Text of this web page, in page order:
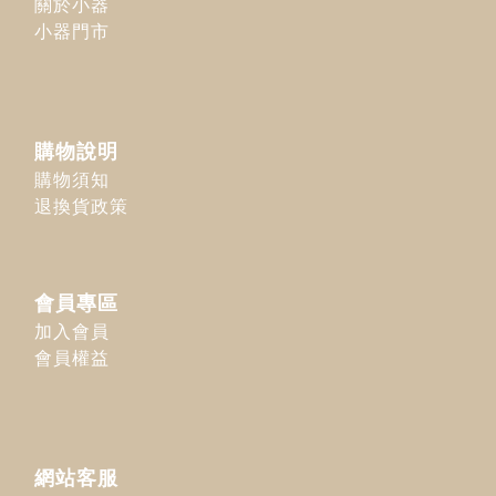
關於小器
小器門市
購物說明
購物須知
退換貨政策
會員專區
加入會員
會員權益
網站客服